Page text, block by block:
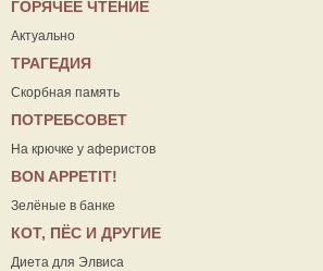
ГОРЯЧЕЕ ЧТЕНИЕ
Актуально
ТРАГЕДИЯ
Скорбная память
ПОТРЕБСОВЕТ
На крючке у аферистов
ВON APPETIT!
Зелёные в банке
КОТ, ПЁС И ДРУГИЕ
Диета для Элвиса